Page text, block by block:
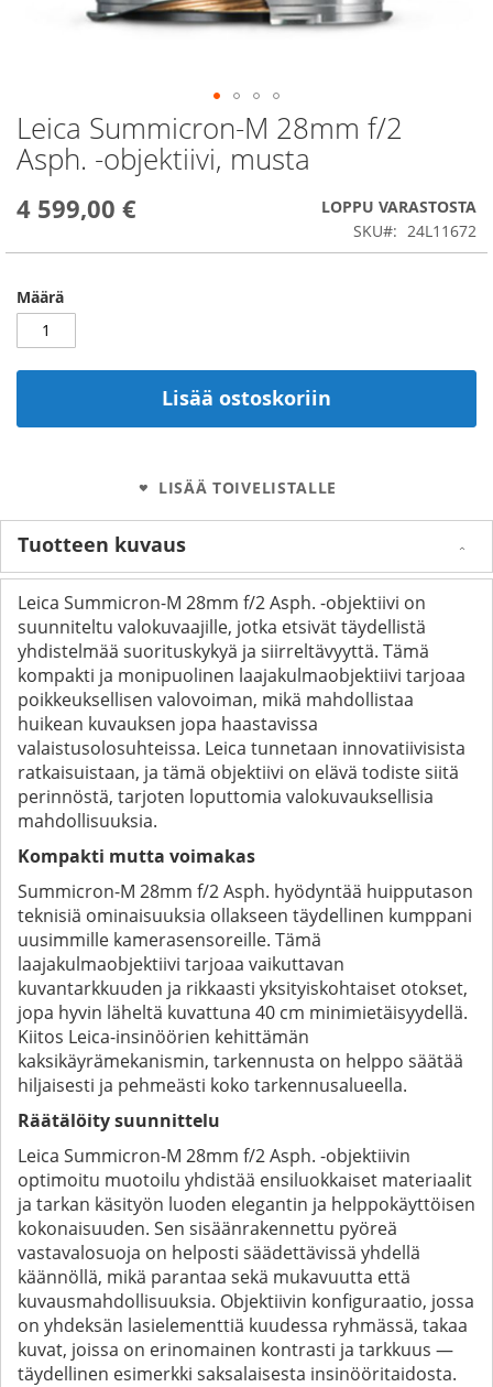
Leica Summicron-M 28mm f/2
Asph. -objektiivi, musta
4 599,00 €
LOPPU VARASTOSTA
SKU
24L11672
Määrä
Lisää ostoskoriin
LISÄÄ TOIVELISTALLE
Skip
to
the
of
Tuotteen kuvaus
Leica Summicron-M 28mm f/2 Asph. -objektiivi on
suunniteltu valokuvaajille, jotka etsivät täydellistä
yhdistelmää suorituskykyä ja siirreltävyyttä. Tämä
kompakti ja monipuolinen laajakulmaobjektiivi tarjoaa
poikkeuksellisen valovoiman, mikä mahdollistaa
huikean kuvauksen jopa haastavissa
valaistusolosuhteissa. Leica tunnetaan innovatiivisista
ratkaisuistaan, ja tämä objektiivi on elävä todiste siitä
perinnöstä, tarjoten loputtomia valokuvauksellisia
mahdollisuuksia.
Kompakti mutta voimakas
Summicron-M 28mm f/2 Asph. hyödyntää huipputason
teknisiä ominaisuuksia ollakseen täydellinen kumppani
uusimmille kamerasensoreille. Tämä
laajakulmaobjektiivi tarjoaa vaikuttavan
kuvantarkkuuden ja rikkaasti yksityiskohtaiset otokset,
jopa hyvin läheltä kuvattuna 40 cm minimietäisyydellä.
Kiitos Leica-insinöörien kehittämän
kaksikäyrämekanismin, tarkennusta on helppo säätää
hiljaisesti ja pehmeästi koko tarkennusalueella.
Räätälöity suunnittelu
Leica Summicron-M 28mm f/2 Asph. -objektiivin
optimoitu muotoilu yhdistää ensiluokkaiset materiaalit
ja tarkan käsityön luoden elegantin ja helppokäyttöisen
kokonaisuuden. Sen sisäänrakennettu pyöreä
vastavalosuoja on helposti säädettävissä yhdellä
käännöllä, mikä parantaa sekä mukavuutta että
kuvausmahdollisuuksia. Objektiivin konfiguraatio, jossa
on yhdeksän lasielementtiä kuudessa ryhmässä, takaa
kuvat, joissa on erinomainen kontrasti ja tarkkuus —
täydellinen esimerkki saksalaisesta insinööritaidosta.